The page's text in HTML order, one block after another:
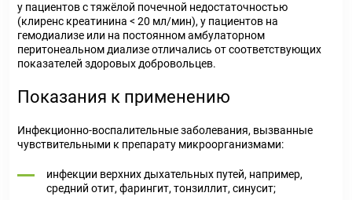
у пациентов с тяжёлой почечной недостаточностью
(клиренс креатинина < 20 мл/мин), у пациентов на
гемодиализе или на постоянном амбулаторном
перитонеальном диализе отличались от соответствующих
показателей здоровых добровольцев.
Показания к применению
Инфекционно-воспалительные заболевания, вызванные
чувствительными к препарату микроорганизмами:
инфекции верхних дыхательных путей, например,
средний отит, фарингит, тонзиллит, синусит;